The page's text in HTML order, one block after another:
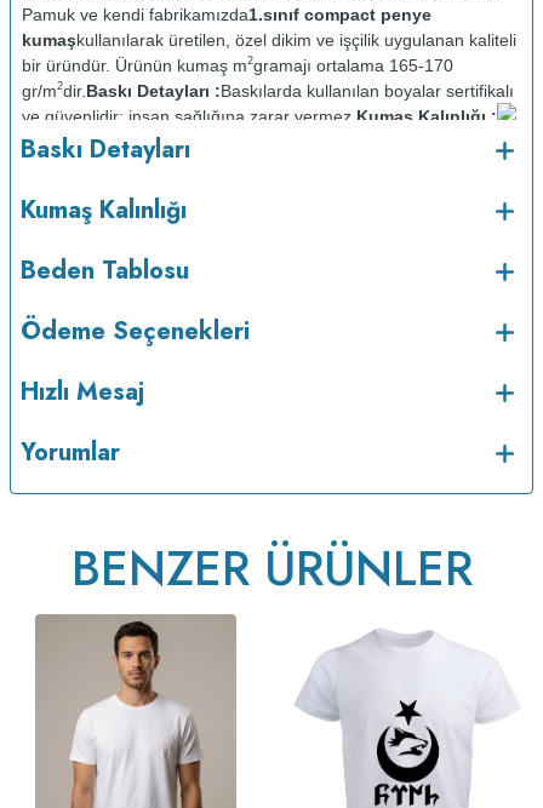
Pamuk ve kendi fabrikamızda1.sınıf compact penye
kumaşkullanılarak üretilen, özel dikim ve işçilik uygulanan kaliteli
bir üründür. Ürünün kumaş m2gramajı ortalama 165-170
gr/m2dir. Baskı Detayları :Baskılarda kullanılan boyalar sertifikalı
ve güvenlidir; insan sağlığına zarar vermez. Kumaş Kalınlığı :
Bakım : Kısa programda maksimum 30
Kuru temizleme yapılmaz.
v233.25
Baskı Detayları
Kumaş Kalınlığı
Beden Tablosu
Ödeme Seçenekleri
Hızlı Mesaj
Yorumlar
BENZER ÜRÜNLER